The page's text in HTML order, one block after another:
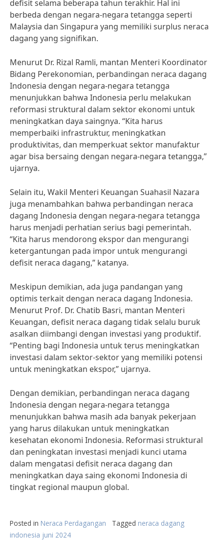
defisit selama beberapa tahun terakhir. Hal ini
berbeda dengan negara-negara tetangga seperti
Malaysia dan Singapura yang memiliki surplus neraca
dagang yang signifikan.
Menurut Dr. Rizal Ramli, mantan Menteri Koordinator
Bidang Perekonomian, perbandingan neraca dagang
Indonesia dengan negara-negara tetangga
menunjukkan bahwa Indonesia perlu melakukan
reformasi struktural dalam sektor ekonomi untuk
meningkatkan daya saingnya. “Kita harus
memperbaiki infrastruktur, meningkatkan
produktivitas, dan memperkuat sektor manufaktur
agar bisa bersaing dengan negara-negara tetangga,”
ujarnya.
Selain itu, Wakil Menteri Keuangan Suahasil Nazara
juga menambahkan bahwa perbandingan neraca
dagang Indonesia dengan negara-negara tetangga
harus menjadi perhatian serius bagi pemerintah.
“Kita harus mendorong ekspor dan mengurangi
ketergantungan pada impor untuk mengurangi
defisit neraca dagang,” katanya.
Meskipun demikian, ada juga pandangan yang
optimis terkait dengan neraca dagang Indonesia.
Menurut Prof. Dr. Chatib Basri, mantan Menteri
Keuangan, defisit neraca dagang tidak selalu buruk
asalkan diimbangi dengan investasi yang produktif.
“Penting bagi Indonesia untuk terus meningkatkan
investasi dalam sektor-sektor yang memiliki potensi
untuk meningkatkan ekspor,” ujarnya.
Dengan demikian, perbandingan neraca dagang
Indonesia dengan negara-negara tetangga
menunjukkan bahwa masih ada banyak pekerjaan
yang harus dilakukan untuk meningkatkan
kesehatan ekonomi Indonesia. Reformasi struktural
dan peningkatan investasi menjadi kunci utama
dalam mengatasi defisit neraca dagang dan
meningkatkan daya saing ekonomi Indonesia di
tingkat regional maupun global.
Posted in Neraca Perdagangan Tagged neraca dagang
indonesia juni 2024